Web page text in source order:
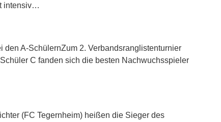
intensiv…
A-SchülernZum 2. Verbandsranglistenturnier
C fanden sich die besten Nachwuchsspieler
(FC Tegernheim) heißen die Sieger des